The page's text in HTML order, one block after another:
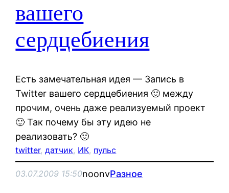
вашего
сердцебиения
Есть замечательная идея — Запись в
Twitter вашего сердцебиения 🙂 между
прочим, очень даже реализуемый проект
🙂 Так почему бы эту идею не
реализовать? 🙂
twitter, датчик, ИК, пульс
03.07.2009 15:50noonvРазное